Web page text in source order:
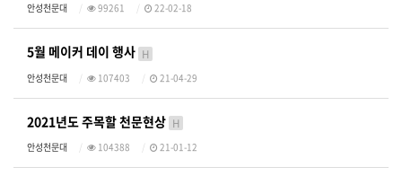
안성천문대 99261 22-02-18
5월 메이커 데이 행사 H
안성천문대 107403 21-04-29
2021년도 주목할 천문현상 H
안성천문대 104388 21-01-12